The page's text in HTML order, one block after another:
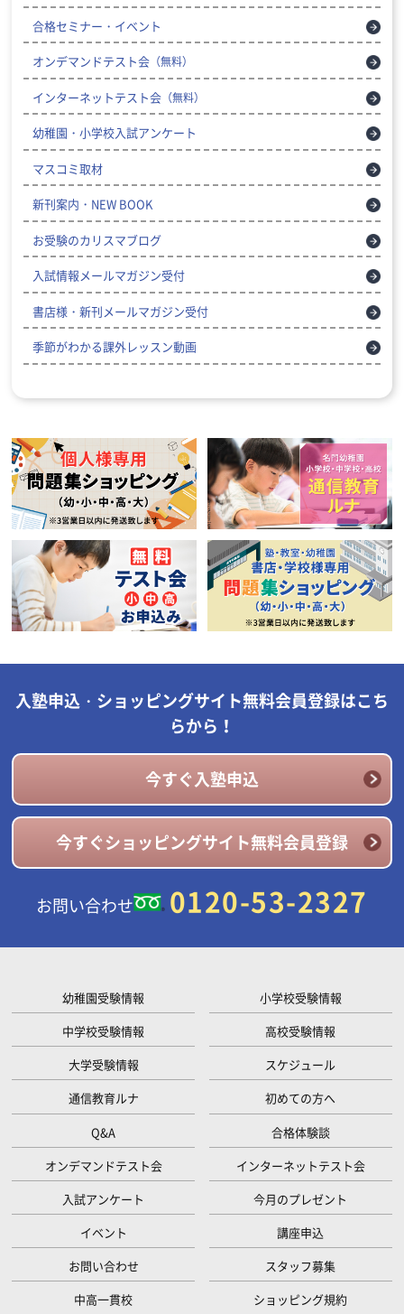
合格セミナー・イベント
オンデマンドテスト会 （無料）
インターネットテスト会 （無料）
幼稚園・小学校入試アンケート
マスコミ取材
新刊案内・NEW BOOK
お受験のカリスマブログ
入試情報メールマガジン受付
書店様・新刊メールマガジン受付
季節がわかる課外レッスン動画
入塾申込・ショッピングサイト無料会員登録はこち
らから！
今すぐ入塾申込
今すぐショッピングサイト無料会員登録
お問い合わせ 0120-53-2327
幼稚園受験情報
小学校受験情報
中学校受験情報
高校受験情報
大学受験情報
スケジュール
通信教育ルナ
初めての方へ
Q&A
合格体験談
オンデマンドテスト会
インターネットテスト会
入試アンケート
今月のプレゼント
イベント
講座申込
お問い合わせ
スタッフ募集
中高一貫校
ショッピング規約